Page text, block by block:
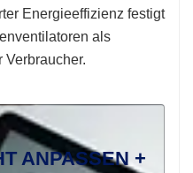
Energieeffizienz festigt
als
Verbraucher.
ANPASSEN +